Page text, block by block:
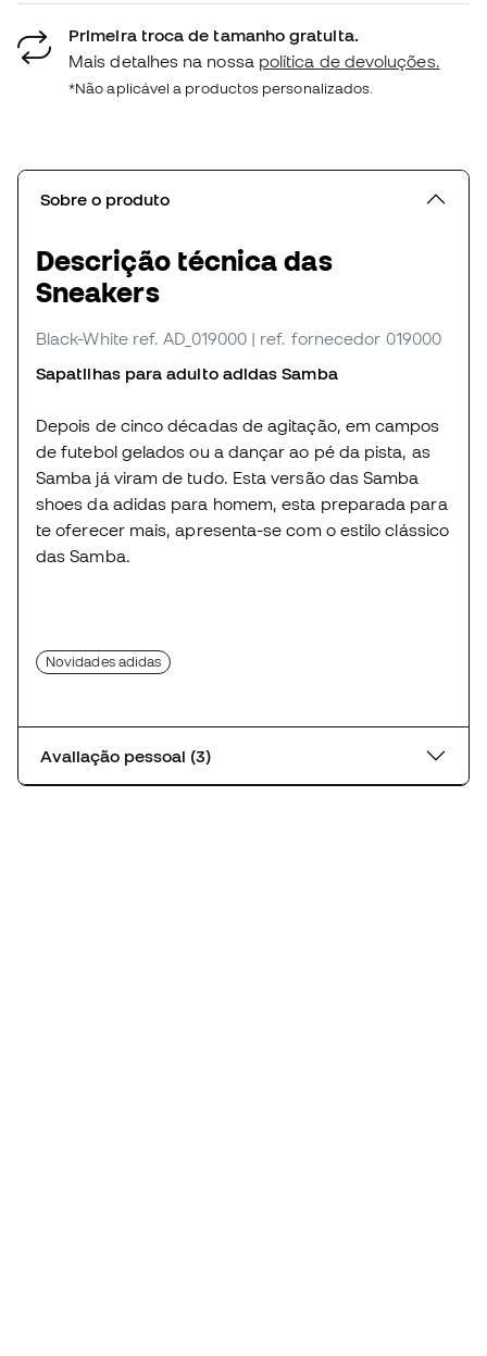
Primeira troca de tamanho gratuita.
Mais detalhes na nossa política de devoluções.
*Não aplicável a productos personalizados.
Sobre o produto
Descrição técnica das
Sneakers
Black-White ref. AD_019000 | ref. fornecedor 019000
Sapatilhas para adulto adidas Samba
Depois de cinco décadas de agitação, em campos
de futebol gelados ou a dançar ao pé da pista, as
Samba já viram de tudo. Esta versão das Samba
shoes da adidas para homem, esta preparada para
te oferecer mais, apresenta-se com o estilo clássico
das Samba.
Novidades adidas
Avaliação pessoal (3)